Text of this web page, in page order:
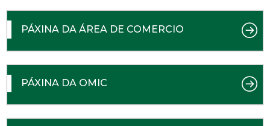
PÁXINA DA ÁREA DE COMERCIO
PÁXINA DA OMIC